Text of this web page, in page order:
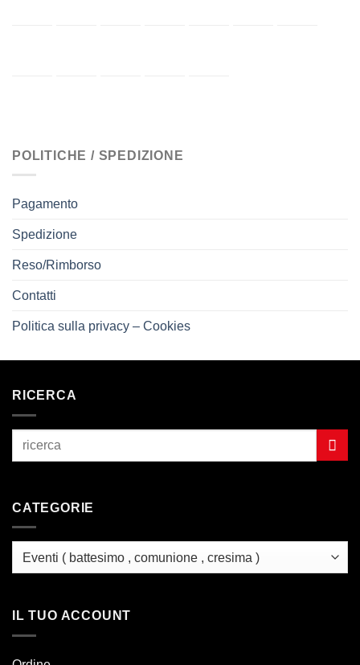
POLITICHE / SPEDIZIONE
Pagamento
Spedizione
Reso/Rimborso
Contatti
Politica sulla privacy – Cookies
RICERCA
CATEGORIE
IL TUO ACCOUNT